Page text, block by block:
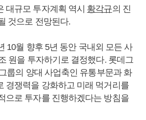
대규모 투자계획 역시 황각규의 진
것으로 전망된다.
10월 향후 5년 동안 국내외 모든 사
원을 투자하기로 결정했다. 롯데그
룹의 양대 사업축인 유통부문과 화
경쟁력을 강화하고 미래 먹거리를
으로 투자를 진행하겠다는 방침을